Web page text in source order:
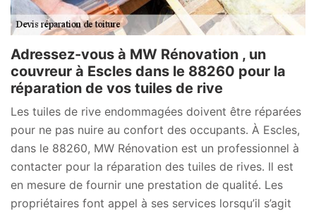
Adressez-vous à MW Rénovation , un
couvreur à Escles dans le 88260 pour la
réparation de vos tuiles de rive
Les tuiles de rive endommagées doivent être réparées
pour ne pas nuire au confort des occupants. À Escles,
dans le 88260, MW Rénovation est un professionnel à
contacter pour la réparation des tuiles de rives. Il est
en mesure de fournir une prestation de qualité. Les
propriétaires font appel à ses services lorsqu’il s’agit